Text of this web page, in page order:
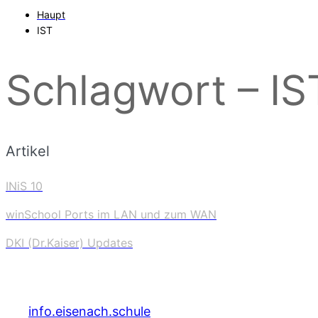
Haupt
IST
Schlagwort –
Artikel
INiS 10
winSchool Ports im LAN und zum WAN
DKI (Dr.Kaiser) Updates
info.eisenach.schule